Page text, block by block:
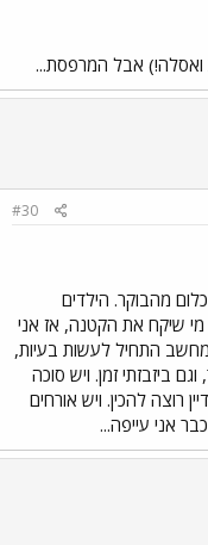
ואסלה!) אבל המרפסת...
#30
מהבוקר. הילדים
שיקח את הקטנה, אז אני
התחיל לעשות בעיות,
ביזבזתי זמן. ויש סוכה
רוצה להכין. ויש אורחים
אני עייפה...